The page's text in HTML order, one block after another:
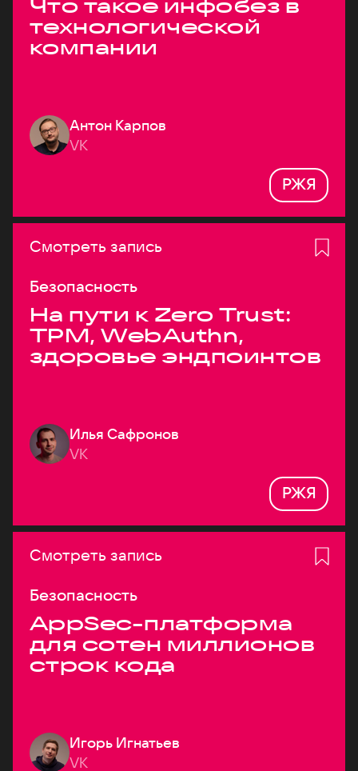
Что такое инфобез в
технологической
компании
Антон Карпов
VK
РЖЯ
Смотреть запись
Безопасность
На пути к Zero Trust:
TPM, WebAuthn,
здоровье эндпоинтов
Илья Сафронов
VK
РЖЯ
Смотреть запись
Безопасность
AppSec-платформа
для сотен миллионов
строк кода
Игорь Игнатьев
VK